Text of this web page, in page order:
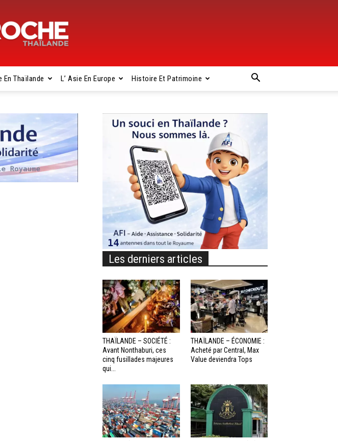
En Thaïlande L’ Asie En Europe Histoire Et Patrimoine
Les derniers articles
THAÏLANDE – SOCIÉTÉ :
Avant Nonthaburi, ces
cinq fusillades majeures
qui...
THAÏLANDE – ÉCONOMIE :
Acheté par Central, Max
Value deviendra Tops